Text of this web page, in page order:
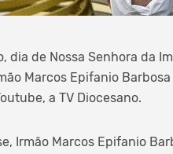
dia de Nossa Senhora da
Marcos Epifanio
a TV Diocesano.
Irmão Marcos Epifanio